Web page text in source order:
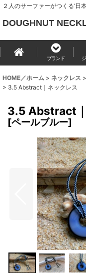
２人のサーファーがつくる‘日
DOUGHNUT
ブランド
HOME／ホーム > ネックレス >
> 3.5 Abstract｜ネックレス
3.5 Abstract
[ペールブルー]